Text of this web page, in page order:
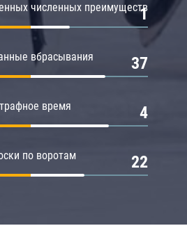
численных преимуществ
1
вбрасывания 37
время 4
по воротам 22